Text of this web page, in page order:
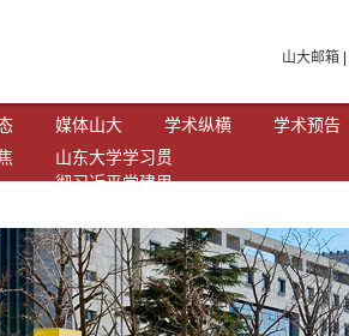
山大邮箱
媒体山大 学术纵横 学术预告
山东大学学习贯
彻习近平党建思